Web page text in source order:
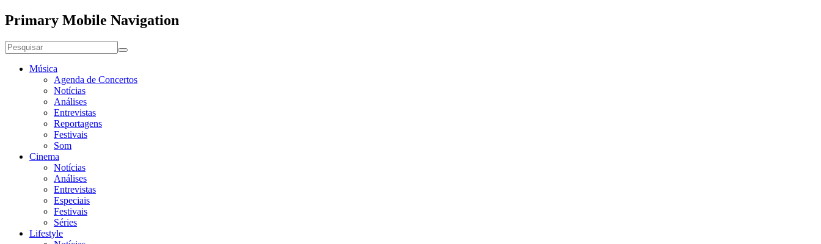
Primary Mobile Navigation
Música
Agenda de Concertos
Notícias
Análises
Entrevistas
Reportagens
Festivais
Som
Cinema
Notícias
Análises
Entrevistas
Especiais
Festivais
Séries
Lifestyle